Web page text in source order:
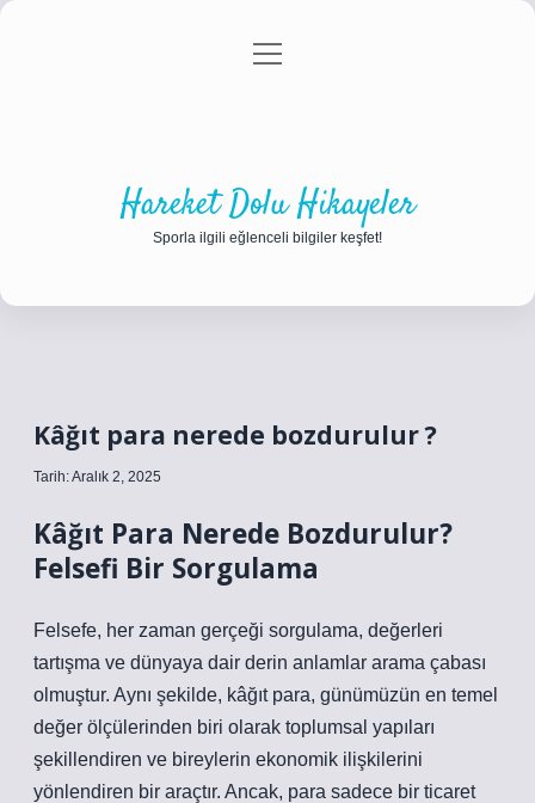
Gizlilik Politikası
menüyü
Hareket Dolu Hikayeler
Sporla ilgili eğlenceli bilgiler keşfet!
Kâğıt para nerede bozdurulur ?
Tarih: Aralık 2, 2025
Kâğıt Para Nerede Bozdurulur?
Felsefi Bir Sorgulama
Felsefe, her zaman gerçeği sorgulama, değerleri
tartışma ve dünyaya dair derin anlamlar arama çabası
olmuştur. Aynı şekilde, kâğıt para, günümüzün en temel
değer ölçülerinden biri olarak toplumsal yapıları
şekillendiren ve bireylerin ekonomik ilişkilerini
yönlendiren bir araçtır. Ancak, para sadece bir ticaret